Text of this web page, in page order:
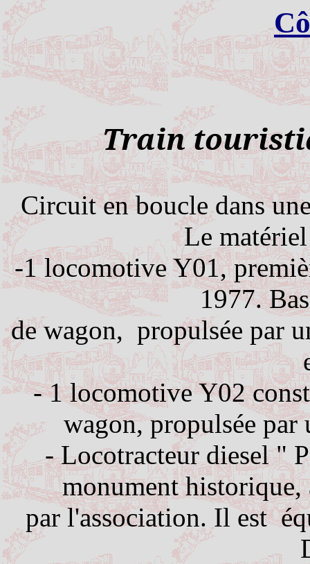
Train
Circuit en boucle dans
Le
-1 locomotive Y01,
1977.
de wagon, propulsée par
- 1 locomotive Y02
wagon, propulsée
- Locotracteur diesel "
monument historique,
par l'association. Il est